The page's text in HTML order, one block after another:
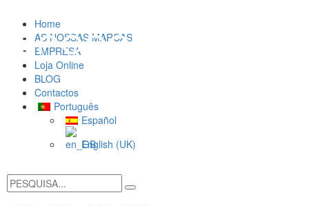
Home
AS NOSSAS MARCAS
EMPRESA
Loja Online
BLOG
Contactos
Português
Español
English (UK)